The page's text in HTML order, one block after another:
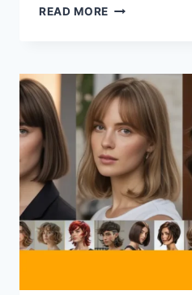
READ MORE BOB
CORTE
ELEGANTE
Y
SOFISTICADO
QUE
TRIUNFA
EN
ESPAÑA
EN
2026